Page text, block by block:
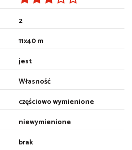
2
11x40 m
jest
Własność
częściowo wymienione
niewymienione
brak